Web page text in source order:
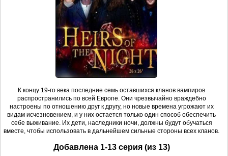
К концу 19-го века последние семь оставшихся кланов вампиров
распространились по всей Европе. Они чрезвычайно враждебно
настроены по отношению друг к другу, но новые времена угрожают их
видам исчезновением, и у них остается только один способ обеспечить
себе выживание. Их дети, наследники ночи, должны будут обучаться
вместе, чтобы использовать в дальнейшем сильные стороны всех кланов.
Добавлена 1-13 серия (из 13)